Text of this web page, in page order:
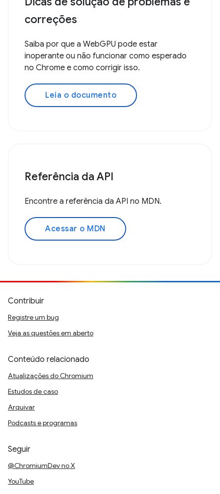
correções
Saiba por que a WebGPU pode estar
inoperante ou não funcionar como esperado
no Chrome e como corrigir isso.
Leia o documento
Referência da API
Encontre a referência da API no MDN.
Acessar o MDN
Contribuir
Registre um bug
Veja as questões em aberto
Conteúdo relacionado
Atualizações do Chromium
Estudos de caso
Arquivar
Podcasts e programas
Seguir
@ChromiumDev no X
YouTube